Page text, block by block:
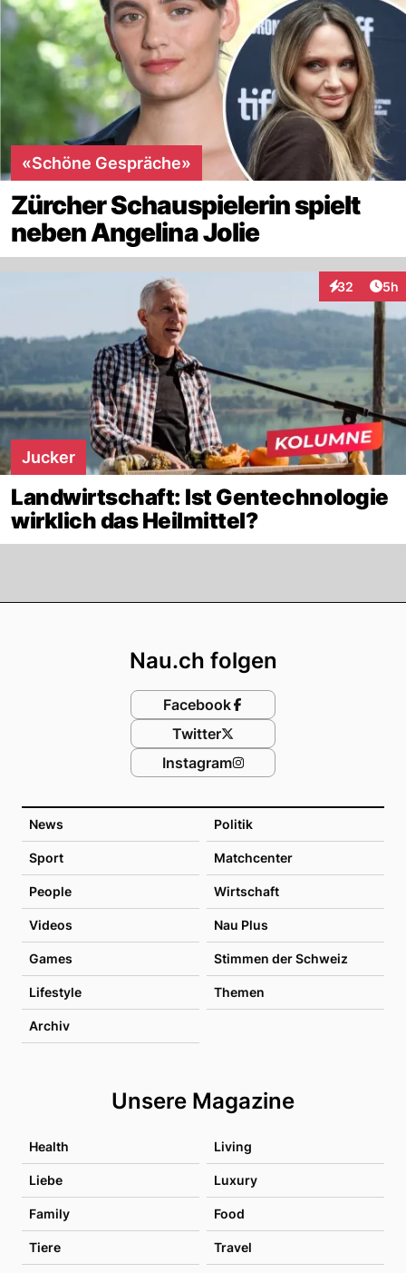
«Schöne Gespräche»
Zürcher Schauspielerin spielt
neben Angelina Jolie
32
Interaktionen
5h
Jucker
Landwirtschaft: Ist Gentechnologie
wirklich das Heilmittel?
News Politik
Sport Matchcenter
People Wirtschaft
Videos Nau Plus
Games Stimmen der Schweiz
Lifestyle Themen
Archiv
Unsere Magazine
Health Living
Liebe Luxury
Family Food
Tiere Travel
Nau.ch folgen
Facebook
Twitter
Instagram